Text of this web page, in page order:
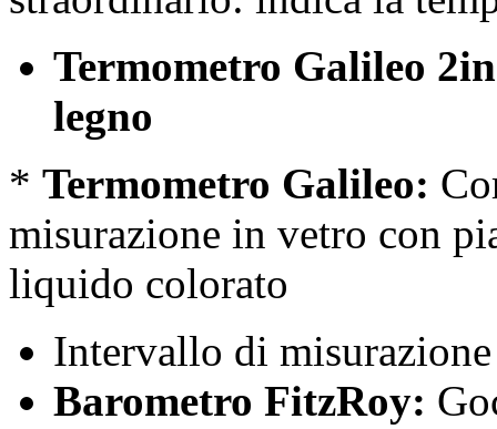
Termometro Galileo
legno
* Termometro Galileo:
misurazione in vetro con
liquido colorato
Intervallo di
Barometro FitzRoy: